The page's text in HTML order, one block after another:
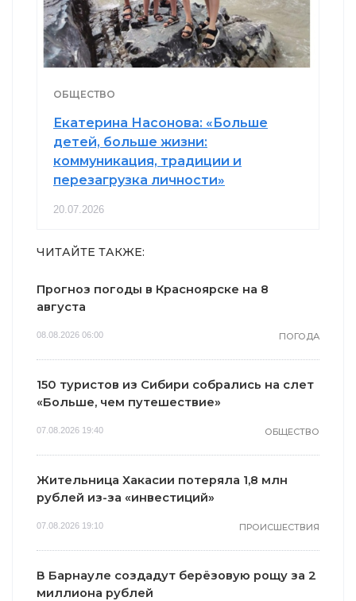
ОБЩЕСТВО
Екатерина Насонова: «Больше
детей, больше жизни:
коммуникация, традиции и
перезагрузка личности»
20.07.2026
ЧИТАЙТЕ ТАКЖЕ:
Прогноз погоды в Красноярске на 8
августа
08.08.2026 06:00 ПОГОДА
150 туристов из Сибири собрались на слет
«Больше, чем путешествие»
07.08.2026 19:40 ОБЩЕСТВО
Жительница Хакасии потеряла 1,8 млн
рублей из-за «инвестиций»
07.08.2026 19:10 ПРОИСШЕСТВИЯ
В Барнауле создадут берёзовую рощу за 2
миллиона рублей